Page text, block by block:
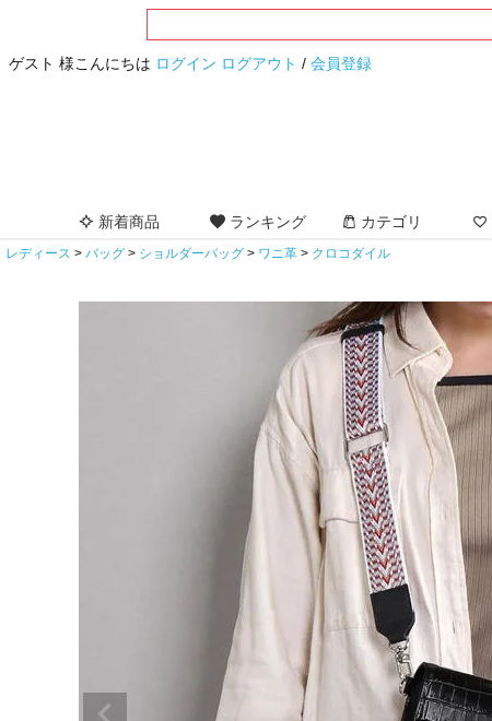
ゲスト 様こんにちは ログイン ログアウト / 会員登録
新着商品 ランキング カテゴリ
レディース バッグ ショルダーバッグ ワニ革 クロコダイル